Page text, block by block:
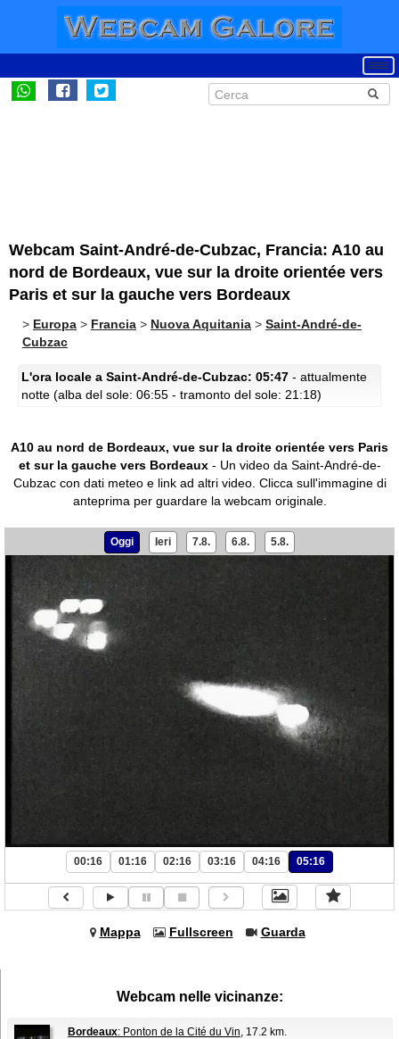
Webcam Saint-André-de-Cubzac, Francia: A10 au
nord de Bordeaux, vue sur la droite orientée vers
Paris et sur la gauche vers Bordeaux
> Europa > Francia > Nuova Aquitania > Saint-André-de-
Cubzac
L'ora locale a Saint-André-de-Cubzac: 05:47 - attualmente
notte (alba del sole: 06:55 - tramonto del sole: 21:18)
A10 au nord de Bordeaux, vue sur la droite orientée vers Paris
et sur la gauche vers Bordeaux- Un video da Saint-André-de-
Cubzac con dati meteo e link ad altri video. Clicca sull'immagine di
anteprima per guardare la webcam originale.
Oggi Ieri 7.8. 6.8. 5.8.
00:16 01:16 02:16 03:16 04:16 05:16
Mappa Fullscreen Guarda
Webcam nelle vicinanze:
Bordeaux: Ponton de la Cité du Vin, 17.2 km.